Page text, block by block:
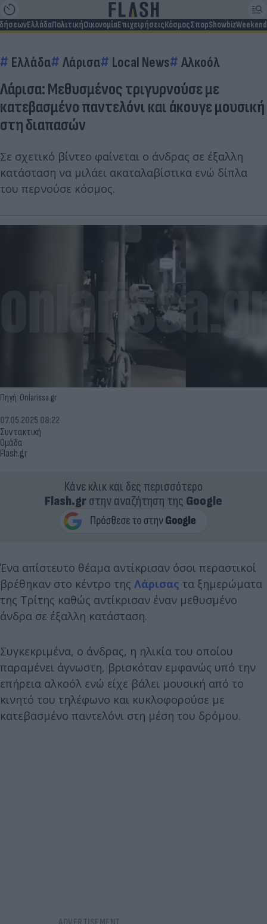
ΕλλάδαΠολιτικήΟικονομίαΕπιχειρήσειςΚόσμοςΣπορShowbizWeekend
Ελλάδα Λάρισα Local News Αλκοόλ
Λάρισα: Μεθυσμένος τριγυρνούσε με
κατεβασμένο παντελόνι και άκουγε μουσική
στη διαπασών
Σε σχετικό βίντεο φαίνεται ο άνδρας σε έξαλλη
κατάσταση να μιλάει ακαταλαβίστικα ενώ δίπλα
του περνούσε κόσμος.
Πηγή: Onlarissa.gr
Συντακτική
Ομάδα
Flash.gr
07.05.2025 08:22
Κάνε κλικ και δες περισσότερο
Flash.grστην αναζήτηση της Google
Ένα απίστευτο θέαμα αντίκρισαν όσοι περαστικοί
βρέθηκαν στο κέντρο της Λάρισας τα ξημερώματα
της Τρίτης καθώς αντίκρισαν έναν μεθυσμένο
άνδρα σε έξαλλη κατάσταση.
Συγκεκριμένα, ο άνδρας, η ηλικία του οποίου
παραμένει άγνωστη, βρισκόταν εμφανώς υπό την
επήρεια αλκοόλ ενώ είχε βάλει μουσική από το
κινητό του τηλέφωνο και κυκλοφορούσε με
κατεβασμένο παντελόνι στη μέση του δρόμου.